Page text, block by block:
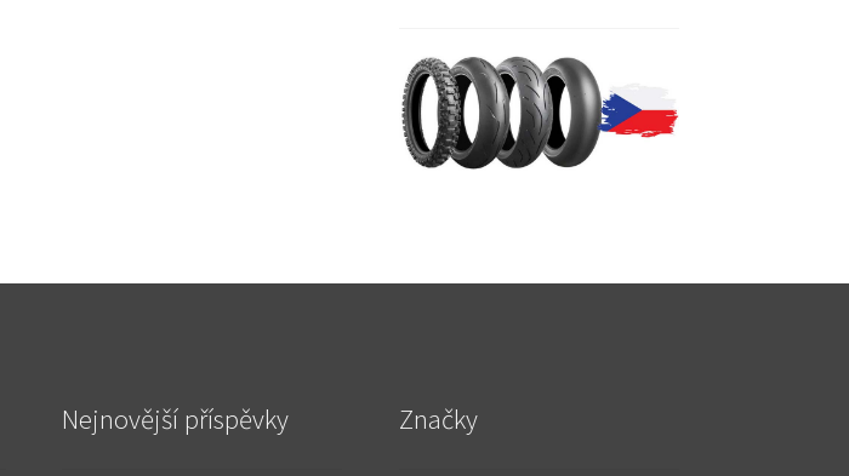
Nejnovější příspěvky Značky